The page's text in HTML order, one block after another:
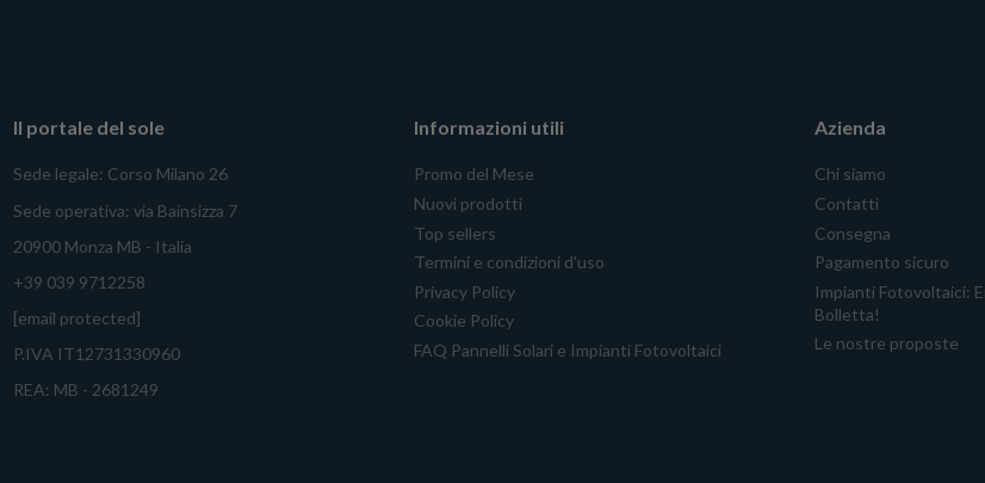
Il portale del sole
Sede legale: Corso Milano 26
Sede operativa: via Bainsizza 7
20900 Monza MB - Italia
+39 039 9712258
[email protected]
P.IVA IT12731330960
REA: MB - 2681249
Informazioni utili
Promo del Mese
Nuovi prodotti
Top sellers
Termini e condizioni d'uso
Privacy Policy
Cookie Policy
FAQ Pannelli Solari e Impianti Fotovoltaici
Azienda
Chi siamo
Contatti
Consegna
Pagamento sicuro
Impianti Fotovoltaici:
Bolletta!
Le nostre proposte